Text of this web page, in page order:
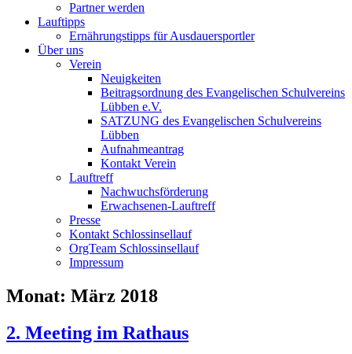
Partner werden
Lauftipps
Ernährungstipps für Ausdauersportler
Über uns
Verein
Neuigkeiten
Beitragsordnung des Evangelischen Schulvereins
Lübben e.V.
SATZUNG des Evangelischen Schulvereins
Lübben
Aufnahmeantrag
Kontakt Verein
Lauftreff
Nachwuchsförderung
Erwachsenen-Lauftreff
Presse
Kontakt Schlossinsellauf
OrgTeam Schlossinsellauf
Impressum
Monat: März 2018
2. Meeting im Rathaus